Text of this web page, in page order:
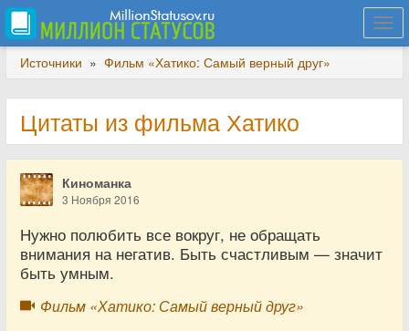
Источники » Фильм «Хатико: Самый верный друг»
Цитаты из фильма Хатико
Киноманка
3 Ноября 2016
Нужно полюбить все вокруг, не обращать
внимания на негатив. Быть счастливым — значит
быть умным.
Фильм «Хатико: Самый верный друг»